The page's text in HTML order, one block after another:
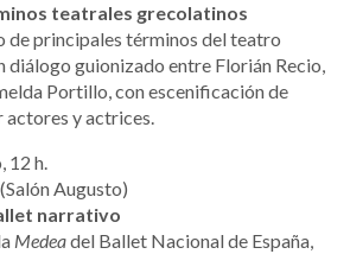
teatrales grecolatinos
de principales términos del teatro
diálogo guionizado entre Florián Recio,
Portillo, con escenificación de
actores y actrices.
12 h.
Augusto)
narrativo
Medeadel Ballet Nacional de España,